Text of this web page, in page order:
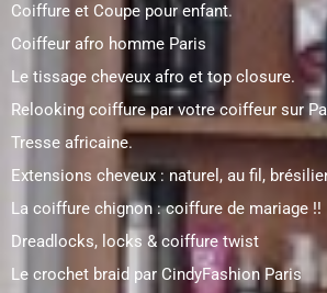
Coiffure et Coupe pour enfant.
Coiffeur afro homme Paris
Le tissage cheveux afro et top closure.
Relooking coiffure par votre coiffeur sur
Tresse africaine.
Extensions cheveux : naturel, au fil,
La coiffure chignon : coiffure de mariage !!
Dreadlocks, locks & coiffure twist
Le crochet braid par CindyFashion Paris